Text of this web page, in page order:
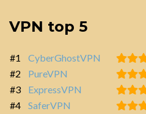
VPN top 5
#1 CyberGhostVPN
#2
PureVPN
#3
ExpressVPN
#4
SaferVPN